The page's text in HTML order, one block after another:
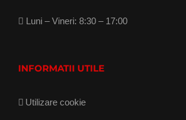
Luni – Vineri: 8:30 – 17:00
INFORMATII UTILE
Utilizare cookie